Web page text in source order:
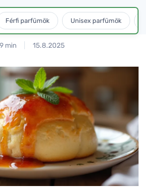
Férfi parfümök Unisex parfümök
9 min 15.8.2025